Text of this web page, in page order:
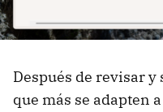
Después de revisar
que más se adapten